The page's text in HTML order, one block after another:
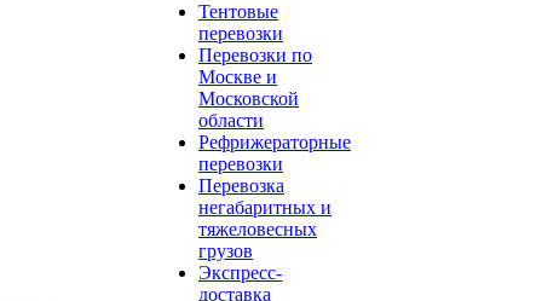
Тентовые
перевозки
Перевозки по
Москве и
Московской
области
Рефрижераторные
перевозки
Перевозка
негабаритных и
тяжеловесных
грузов
Экспресс-
доставка